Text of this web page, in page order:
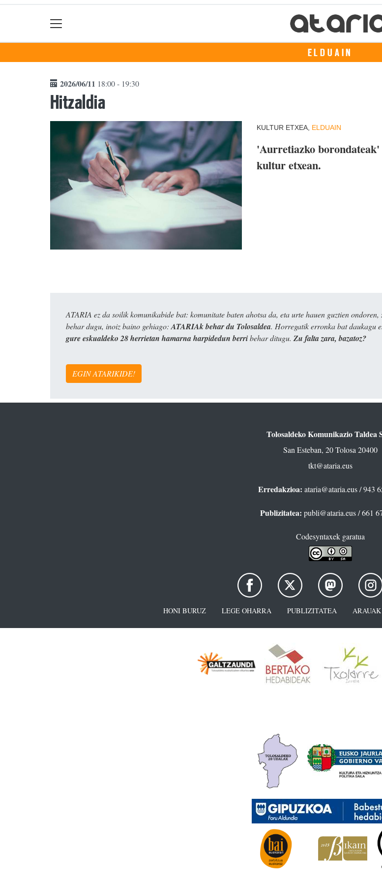
ELDUAIN
2026/06/11 18:00 - 19:30
Hitzaldia
KULTUR ETXEA, ELDUAIN
'Aurretiazko
kultur etxean.
ATARIA ez da soilik komunikabide bat: komunitate baten ahotsa da, eta urte hauen guztien ondoren,
behar dugu, inoiz baino gehiago: ATARIAk behar du Tolosaldea. Horregatik erronka bat daukagu
gure eskualdeko 28 herrietan hamarna harpidedun berribehar ditugu. Zu falta zara, bazatoz?
EGIN ATARIKIDE!
Tolosaldeko Komunikazio Taldea
San Esteban, 20 Tolosa 20400
tkt@ataria.eus
Erredakzioa: ataria@ataria.eus/ 943
Publizitatea: publi@ataria.eus/ 661
Codesyntaxek garatua
HONI BURUZ LEGE OHARRA PUBLIZITATEA ARAUAK